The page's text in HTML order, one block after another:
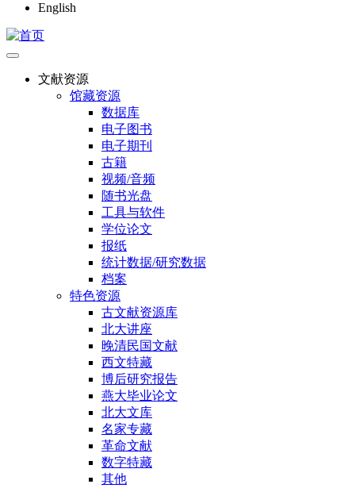
English
文献资源
馆藏资源
数据库
电子图书
电子期刊
古籍
视频/音频
随书光盘
工具与软件
学位论文
报纸
统计数据/研究数据
档案
特色资源
古文献资源库
北大讲座
晚清民国文献
西文特藏
博后研究报告
燕大毕业论文
北大文库
名家专藏
革命文献
数字特藏
其他